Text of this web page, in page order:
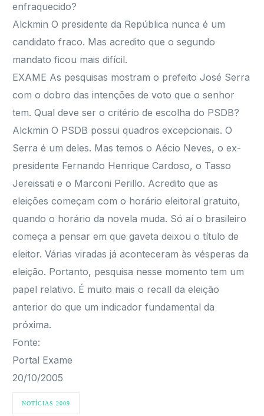
enfraquecido?
Alckmin O presidente da República nunca é um
candidato fraco. Mas acredito que o segundo
mandato ficou mais difícil.
EXAME As pesquisas mostram o prefeito José Serra
com o dobro das intenções de voto que o senhor
tem. Qual deve ser o critério de escolha do PSDB?
Alckmin O PSDB possui quadros excepcionais. O
Serra é um deles. Mas temos o Aécio Neves, o ex-
presidente Fernando Henrique Cardoso, o Tasso
Jereissati e o Marconi Perillo. Acredito que as
eleições começam com o horário eleitoral gratuito,
quando o horário da novela muda. Só aí o brasileiro
começa a pensar em que gaveta deixou o título de
eleitor. Várias viradas já aconteceram às vésperas da
eleição. Portanto, pesquisa nesse momento tem um
papel relativo. É muito mais o recall da eleição
anterior do que um indicador fundamental da
próxima.
Fonte:
Portal Exame
20/10/2005
NOTÍCIAS 2009